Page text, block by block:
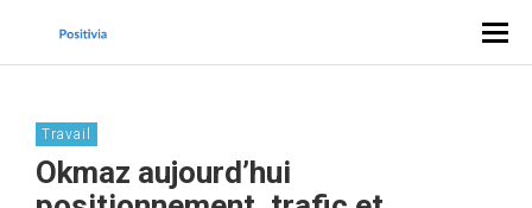
Travail
Okmaz aujourd’hui